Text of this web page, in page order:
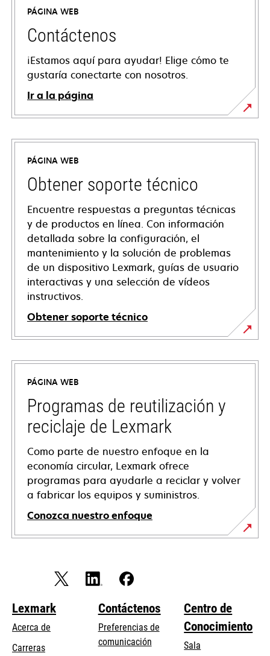
PÁGINA WEB
Contáctenos
¡Estamos aquí para ayudar! Elige cómo te
gustaría conectarte con nosotros.
Ir a la página
PÁGINA WEB
Obtener soporte técnico
Encuentre respuestas a preguntas técnicas
y de productos en línea. Con información
detallada sobre la configuración, el
mantenimiento y la solución de problemas
de un dispositivo Lexmark, guías de usuario
interactivas y una selección de vídeos
instructivos.
Obtener soporte técnico
opens
in
new
tab
PÁGINA WEB
Programas de reutilización y
reciclaje de Lexmark
Como parte de nuestro enfoque en la
economía circular, Lexmark ofrece
programas para ayudarle a reciclar y volver
a fabricar los equipos y suministros.
Conozca nuestro enfoque
Lexmark
Acerca de
Carreras
Contáctenos
Preferencias de
comunicación
Centro de
Conocimiento
Sala